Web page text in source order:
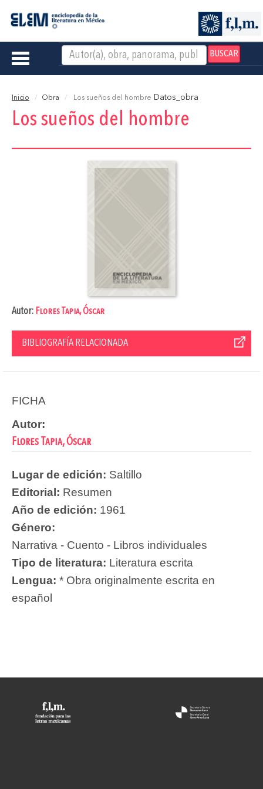
BUSCAR
Toggle
Inicio Obra Los sueños del hombre Datos_obra
Los sueños del hombre
Autor: Flores Tapia, Óscar
BIBLIOGRAFÍA RELACIONADA
FICHA
Autor:
Flores Tapia, Óscar
Lugar de edición: Saltillo
Editorial: Resumen
Año de edición: 1961
Género:
Narrativa - Cuento - Libros individuales
Tipo de literatura: Literatura escrita
Lengua: * Obra originalmente escrita en
español